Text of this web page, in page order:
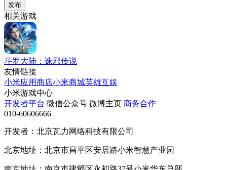
发布
相关游戏
斗罗大陆：诛邪传说
友情链接
小米应用商店小米商城英雄互娱
小米游戏中心
开发者平台 微信公众号 微博主页 商务合作
010-60606666
开发者：北京瓦力网络科技有限公司
北京地址：北京市昌平区安居路小米智慧产业园